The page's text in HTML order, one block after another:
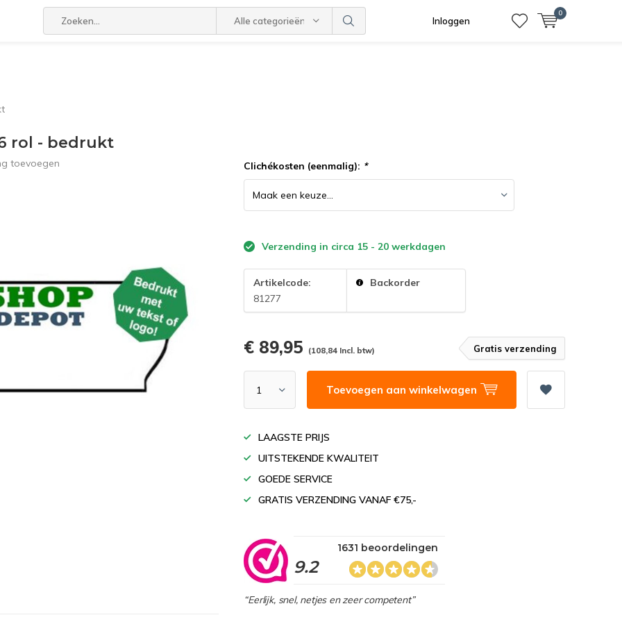
Alle categorieën Inloggen
0
rol - bedrukt
toevoegen Clichékosten (eenmalig): *
Verzending in circa 15 - 20 werkdagen
Artikelcode:
81277
Backorder
€ 89,95 (108,84 Incl. btw) Gratis verzending
Toevoegen aan winkelwagen
LAAGSTE PRIJS
UITSTEKENDE KWALITEIT
GOEDE SERVICE
GRATIS VERZENDING VANAF €75,-
9.2
1631 beoordelingen
“Eerlijk, snel, netjes en zeer competent”